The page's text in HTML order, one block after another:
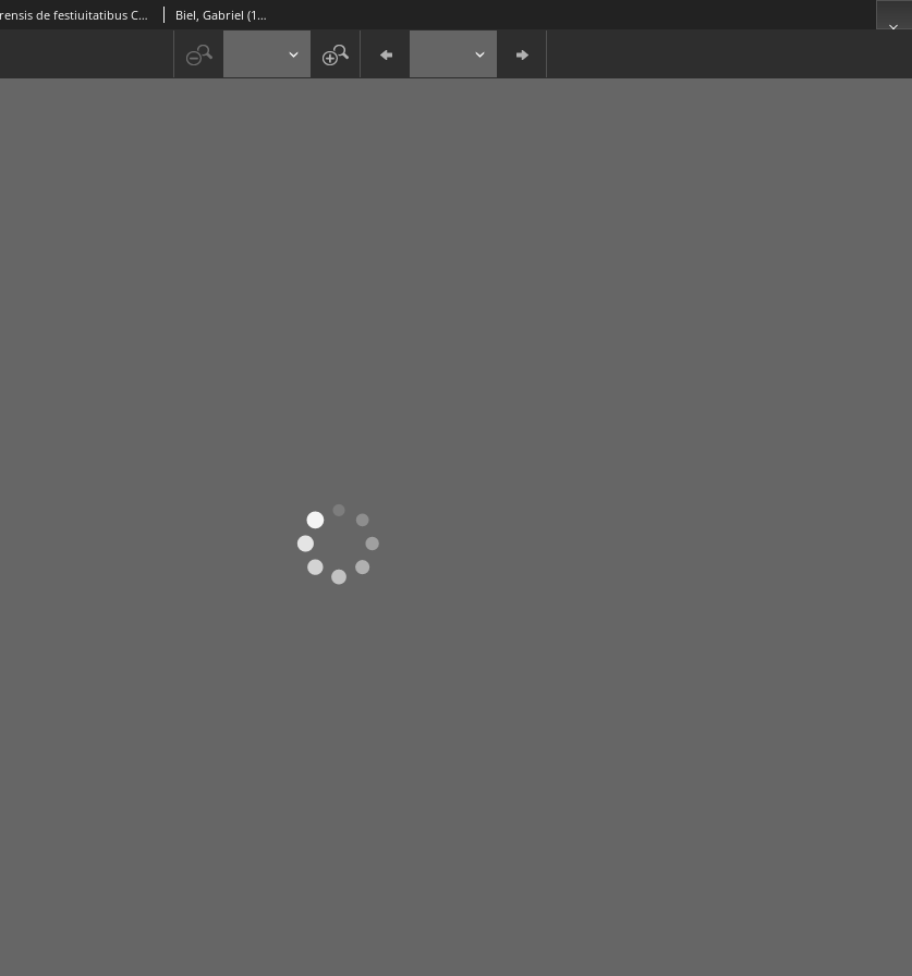
Sermones Gabrielis Biel Spirensis de festiuitatibus Christi. [Bd.1] Biel, Gabriel (1410-1495)